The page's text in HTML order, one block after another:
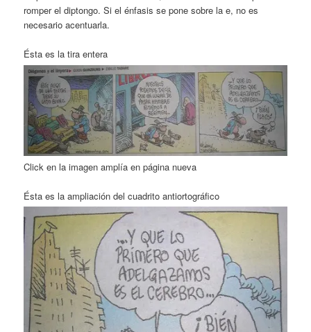
romper el diptongo. Si el énfasis se pone sobre la e, no es
necesario acentuarla.
Ésta es la tira entera
Click en la imagen amplía en página nueva
Ésta es la ampliación del cuadrito antiortográfico